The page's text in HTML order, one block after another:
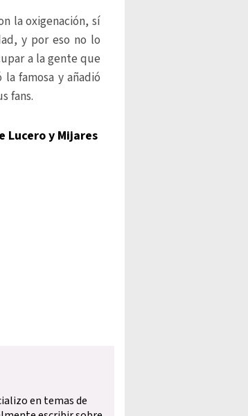
la oxigenación, sí
y por eso no lo
a la gente que
famosa y añadió
fans.
Lucero y Mijares
en temas de